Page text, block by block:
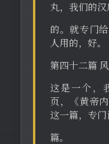
丸，我们的
的。就专门
人用的，好。
第四十二篇
这是一个，
页，《黄帝
这一篇，专
篇。